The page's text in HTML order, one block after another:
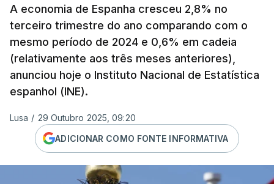
A economia de Espanha cresceu 2,8% no
terceiro trimestre do ano comparando com o
mesmo período de 2024 e 0,6% em cadeia
(relativamente aos três meses anteriores),
anunciou hoje o Instituto Nacional de Estatística
espanhol (INE).
Lusa / 29 Outubro 2025, 09:20
ADICIONAR COMO FONTE INFORMATIVA